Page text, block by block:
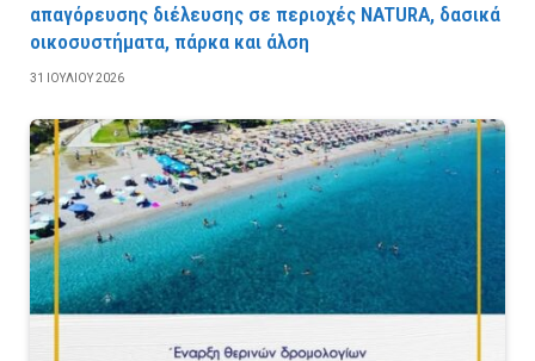
απαγόρευσης διέλευσης σε περιοχές NATURA, δασικά
οικοσυστήματα, πάρκα και άλση
31 ΙΟΥΛΊΟΥ 2026